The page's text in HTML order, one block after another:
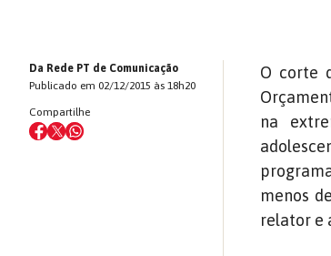
Da Rede PT de Comunicação
Publicado em 02/12/2015 às 18h20
Compartilhe
O corte
na
menos
relator e